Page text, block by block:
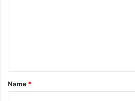
*
Name *